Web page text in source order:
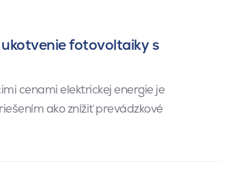
ukotvenie fotovoltaiky s
cenami elektrickej energie je
ako znížiť prevádzkové